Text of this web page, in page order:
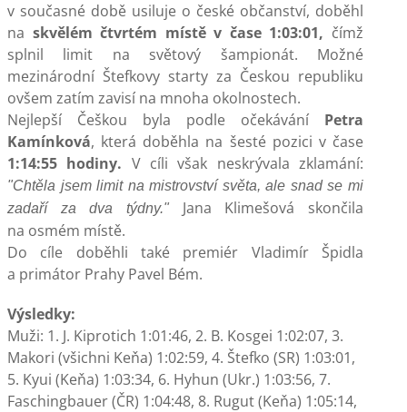
v současné době usiluje o české občanství, doběhl
na skvělém čtvrtém místě v čase 1:03:01, čímž
splnil limit na světový šampionát. Možné
mezinárodní Štefkovy starty za Českou republiku
ovšem zatím zavisí na mnoha okolnostech.
Nejlepší Češkou byla podle očekávání Petra
Kamínková, která doběhla na šesté pozici v čase
1:14:55 hodiny. V cíli však neskrývala zklamání:
"Chtěla jsem limit na mistrovství světa, ale snad se mi
zadaří za dva týdny."
Jana Klimešová skončila
na osmém místě.
Do cíle doběhli také premiér Vladimír Špidla
a primátor Prahy Pavel Bém.
Výsledky:
Muži: 1. J. Kiprotich 1:01:46, 2. B. Kosgei 1:02:07, 3.
Makori (všichni Keňa) 1:02:59, 4. Štefko (SR) 1:03:01,
5. Kyui (Keňa) 1:03:34, 6. Hyhun (Ukr.) 1:03:56, 7.
Faschingbauer (ČR) 1:04:48, 8. Rugut (Keňa) 1:05:14,